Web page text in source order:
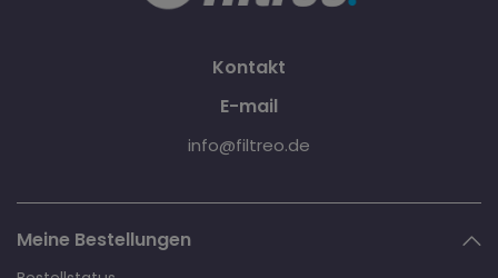
Kontakt
E-mail
info@filtreo.de
Meine Bestellungen